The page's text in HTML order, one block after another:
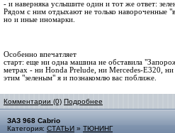
- и наверняка услышите один и тот же ответ:
Рядом с ним отдыхают не только навороченные
но и иные иномарки.
Особенно впечатляет
старт: еще ни одна машина не обставила
метрах - ни Honda Prelude, ни Mercedes-E320,
этим "зеленым" я и познакомлю вас поближе.
Комментарии (0) Подробнее
ЗАЗ 968 Cabrio
Категория: СТАТЬИ » ТЮНИНГ